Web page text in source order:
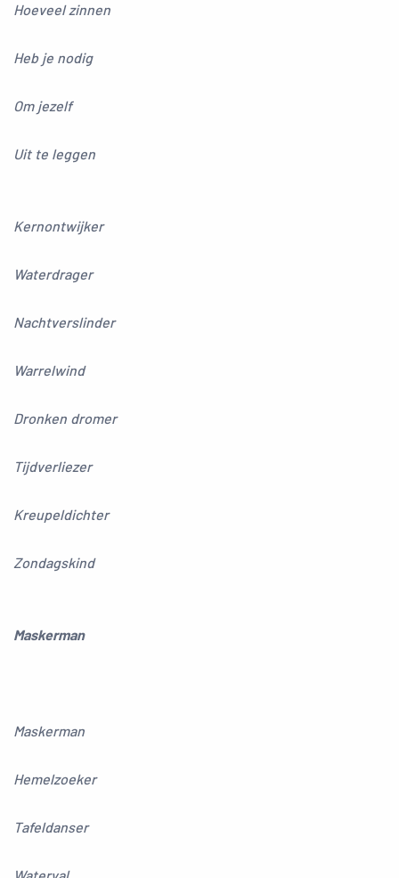
Hoeveel zinnen
Heb je nodig
Om jezelf
Uit te leggen
Kernontwijker
Waterdrager
Nachtverslinder
Warrelwind
Dronken dromer
Tijdverliezer
Kreupeldichter
Zondagskind
Maskerman
Maskerman
Hemelzoeker
Tafeldanser